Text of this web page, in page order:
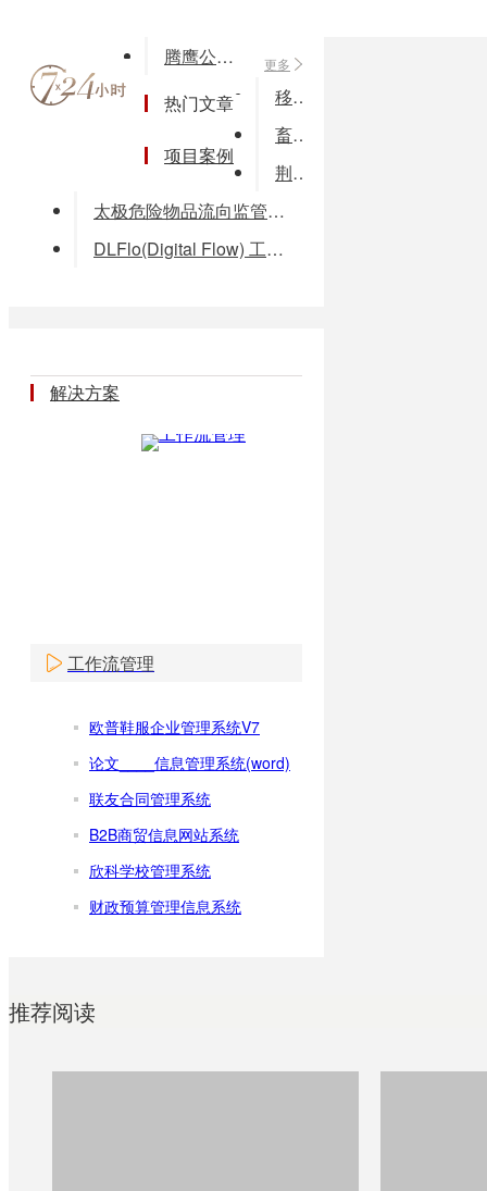
更多
热门文章
项目案例
腾鹰公交营运汽修汽配管理系统
移动客户关系管理系统
畜牧业电子政务系统
荆艺财务管理软件
太极危险物品流向监管系统
DLFlo(Digital Flow) 工作流系统
解决方案
工作流管理
欧普鞋服企业管理系统V7
论文____信息管理系统(word)
联友合同管理系统
B2B商贸信息网站系统
欣科学校管理系统
财政预算管理信息系统
推荐阅读